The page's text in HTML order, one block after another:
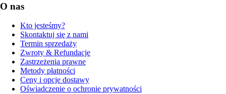
O nas
Kto jesteśmy?
Skontaktuj się z nami
Termin sprzedaży
Zwroty & Refundacje
Zastrzeżenia prawne
Metody płatności
Ceny i opcje dostawy
Oświadczenie o ochronie prywatności